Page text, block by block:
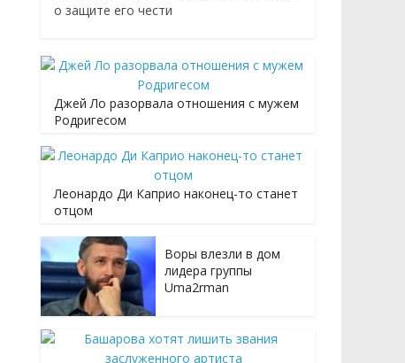
о защите его чести
Джей Ло разорвала отношения с мужем
Родригесом
Леонардо Ди Каприо наконец-то станет
отцом
Воры влезли в дом
лидера группы
Uma2rman